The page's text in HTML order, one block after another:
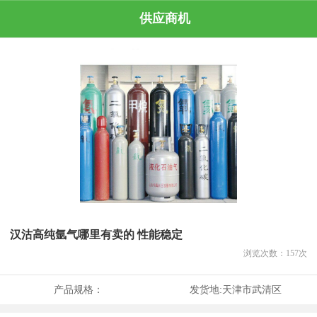
供应商机
汉沽高纯氩气哪里有卖的 性能稳定
浏览次数： 157次
产品规格： 发货地:天津市武清区